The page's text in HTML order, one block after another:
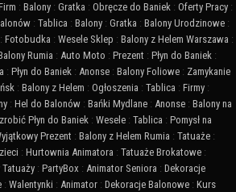
: Balony : Gratka : Obręcze do Baniek : Oferty Pracy :
: Tablica : Balony : Gratka : Balony Urodzinowe :
: Fotobudka : Wesele Sklep : Balony z Helem Warszawa :
Rumia : Auto Moto : Prezent : Płyn do Baniek :
: Płyn do Baniek : Anonse : Balony Foliowe : Zamykanie
: Balony z Helem : Ogłoszenia : Tablica : Firmy :
: Hel do Balonów : Bańki Mydlane : Anonse : Balony na
Płyn do Baniek : Wesele : Tablica : Pomysł na
Prezent : Balony z Helem Rumia : Tatuaże :
: Hurtownia Animatora : Tatuaże Brokatowe :
Tatuaży : PartyBox : Animator Seniora : Dekoracje
: Walentynki : Animator : Dekoracje Balonowe : Kurs